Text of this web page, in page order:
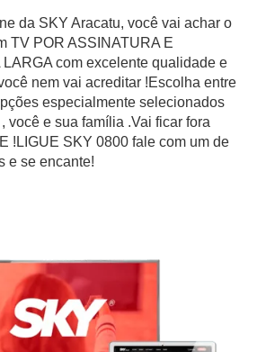
da SKY Aracatu, você vai achar o
TV POR ASSINATURA E
LARGA com excelente qualidade e
nem vai acreditar !Escolha entre
especialmente selecionados
você e sua família .Vai ficar fora
!LIGUE SKY 0800 fale com um de
e se encante!